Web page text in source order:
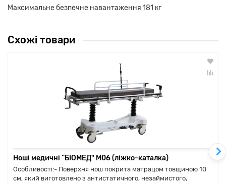
Максимальне безпечне навантаження 181 кг
Схожі товари
Ноші медичні “БІОМЕД" M06 (ліжко-каталка)
Особливості:- Поверхня нош покрита матрацом товщиною 10
см, який виготовлено з антистатичного, незаймистого,